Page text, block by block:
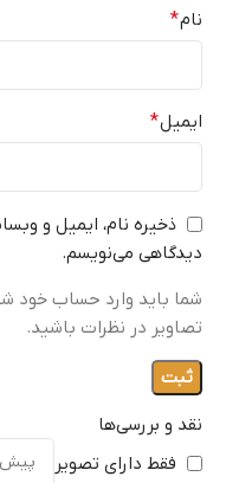
نقد و بررسی‌ها
فقط دارای تصویر
نام*
ایمیل*
ذخیره نام، ایمیل و
دیدگاهی می‌نویسم.
شما باید وارد حساب خود
تصاویر در نظرات باشید.